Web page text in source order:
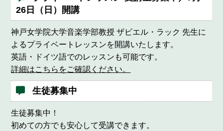
26日（日）開講
神戸女学院大学音楽学部教授 ザビエル・ラック 先生に
よるプライベートレッスンを開講いたします。
英語・ドイツ語でのレッスンも可能です。
詳細はこちらをご確認ください。
生徒募集中
生徒募集中！
初めての方でも安心して受講できます。